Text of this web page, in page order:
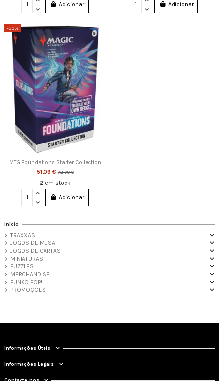
Adicionar Adicionar
-30%
MTG Foundations Starter Collection
51,09 €72,99 €
2 em stock
Adicionar
Início
TRAXXAS
JOGOS DE MESA
JOGOS DE CARTAS
MINIATURAS
PUZZLES
MERCHANDISE
FUNKO POP!
PROMOÇÕES
Informações Úteis
Informações Legais